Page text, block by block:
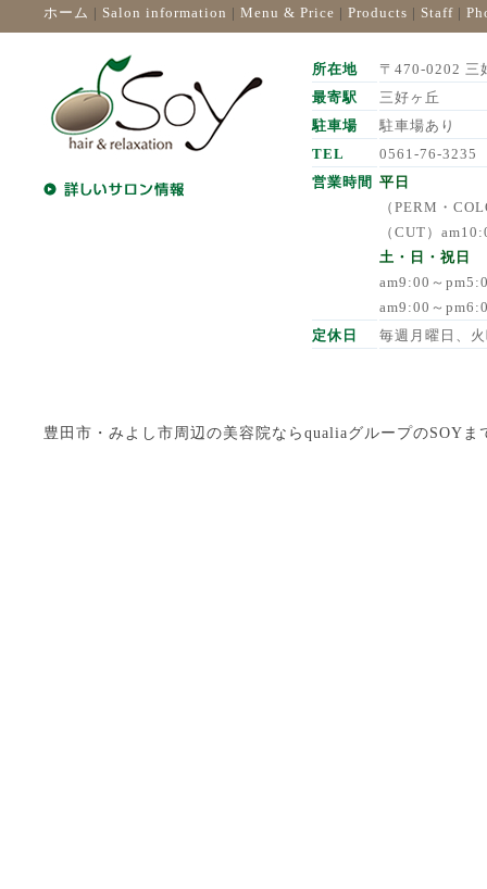
ホーム | Salon information | Menu & Price | Products | Staff |
所在地
〒470-0202 三
最寄駅
三好ヶ丘
駐車場
駐車場あり
TEL
0561-76-3235
営業時間 平日
（PERM・
（CUT）
土・日・祝日
am9:00～
am9:00～
定休日
毎週月曜日、
豊田市・みよし市周辺の美容院ならqualiaグループのSOY